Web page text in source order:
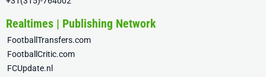
Realtimes | Publishing Network
FootballTransfers.com
FootballCritic.com
FCUpdate.nl